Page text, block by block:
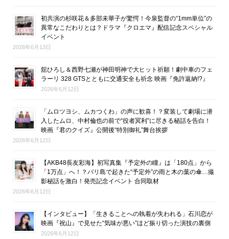
初共演の杉咲花＆多部未華子が驚愕！今泉監督の“1mm単位”の
異常なこだわりとは？ドラマ『クロエマ』配信記念スペシャル
イベント
2026年6月13日
舘ひろし＆西野七瀬が神田明神で大ヒット祈願！劇中車のフェ
ラーリ 328 GTSとともに交通安全も祈念 映画『免許返納!?』
2026年6月12日
「ムロツヨシ、ムカつくわ」の声に歓喜！？変装して劇場に潜
入したムロ、中村倫也の前で“役者冥利”に尽きる秘話を告白！
映画『君のクイズ』公開後“特別御礼”舞台挨拶
2026年6月12日
【AKB48長友彩海】初写真集『予定外の瞳』は「180点」から
「1万点」へ！？バリ島で起きた“予定外”の雨と木の葉の傘…撮
影秘話を激白！発売記念イベント 合同取材
2026年6月12日
【インタビュー】「生きることへの執着が失われる」石川恋が
映画『祝山』で見せた“気味が悪い”ほど振り切った演技の裏側
2026年6月12日